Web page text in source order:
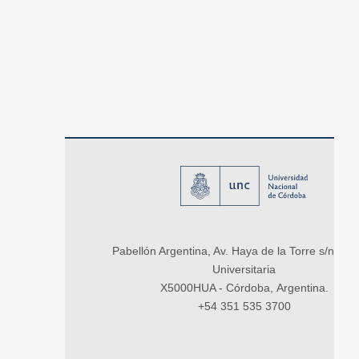
Pabellón Argentina, Av. Haya de la Torre s/n,
Universitaria
X5000HUA - Córdoba, Argentina.
+54 351 535 3700